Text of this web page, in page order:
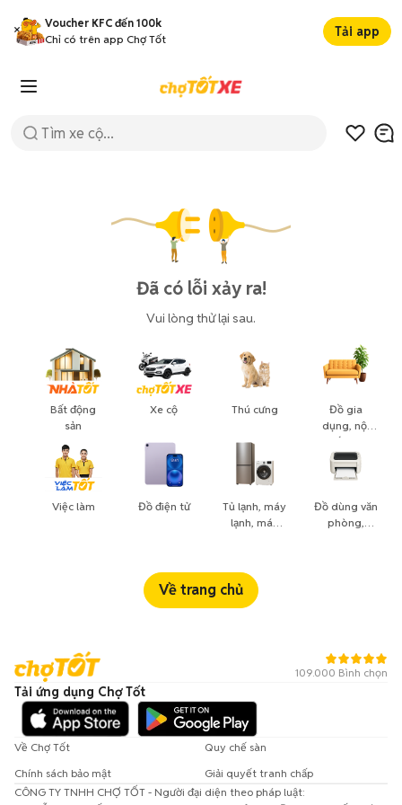
Voucher KFC đến 100k
Chỉ có trên app Chợ Tốt
Tải app
Đã có lỗi xảy ra!
Vui lòng thử lại sau.
Bất động
sản
Việc làm
Xe cộ
Đồ điện tử
Thú cưng
Tủ lạnh, máy
lạnh, máy
Đồ gia
dụng, nội
thất, cây
cảnh
Đồ dùng văn
phòng,
Về trang chủ
109.000 Bình chọn
Tải ứng dụng Chợ Tốt
Về Chợ Tốt
Quy chế sàn
Chính sách bảo mật
Giải quyết tranh chấp
CÔNG TY TNHH CHỢ TỐT - Người đại diện theo pháp luật: